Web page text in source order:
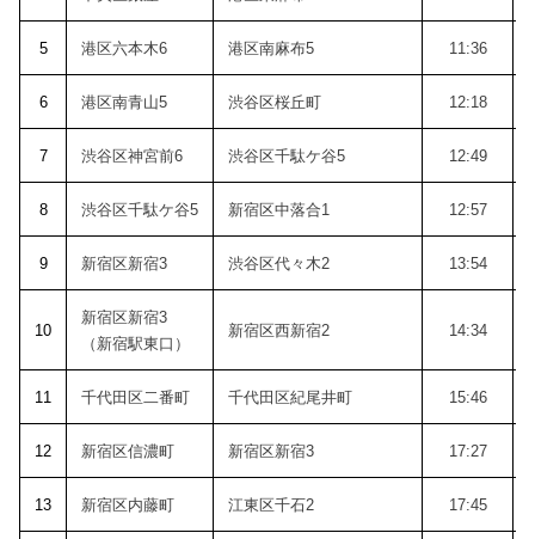
5 港区六本木6 港区南麻布5 11:36
6 港区南青山5 渋谷区桜丘町 12:18
7 渋谷区神宮前6 渋谷区千駄ケ谷5 12:49
8 渋谷区千駄ケ谷5 新宿区中落合1 12:57
9 新宿区新宿3 渋谷区代々木2 13:54
10
新宿区新宿3
（新宿駅東口）
新宿区西新宿2 14:34
11 千代田区二番町 千代田区紀尾井町 15:46
12 新宿区信濃町 新宿区新宿3 17:27
13 新宿区内藤町 江東区千石2 17:45